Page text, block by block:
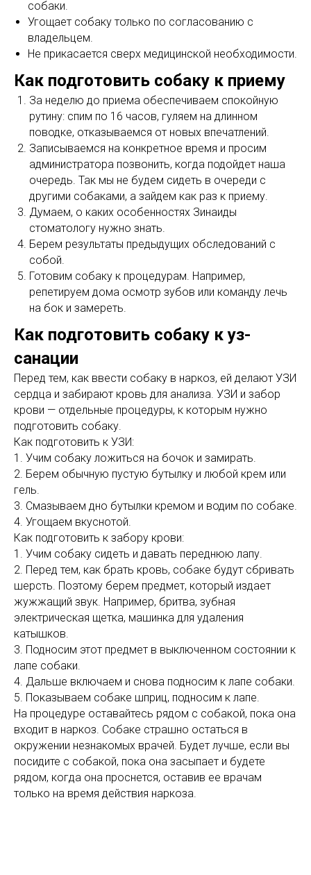
собаки.
Угощает собаку только по согласованию с
владельцем.
Не прикасается сверх медицинской необходимости.
Как подготовить собаку к приему
За неделю до приема обеспечиваем спокойную
рутину: спим по 16 часов, гуляем на длинном
поводке, отказываемся от новых впечатлений.
Записываемся на конкретное время и просим
администратора позвонить, когда подойдет наша
очередь. Так мы не будем сидеть в очереди с
другими собаками, а зайдем как раз к приему.
Думаем, о каких особенностях Зинаиды
стоматологу нужно знать.
Берем результаты предыдущих обследований с
собой.
Готовим собаку к процедурам. Например,
репетируем дома осмотр зубов или команду лечь
на бок и замереть.
Как подготовить собаку к уз-
санации
Перед тем, как ввести собаку в наркоз, ей делают УЗИ
сердца и забирают кровь для анализа. УЗИ и забор
крови — отдельные процедуры, к которым нужно
подготовить собаку.
Как подготовить к УЗИ:
1. Учим собаку ложиться на бочок и замирать.
2. Берем обычную пустую бутылку и любой крем или
гель.
3. Смазываем дно бутылки кремом и водим по собаке.
4. Угощаем вкуснотой.
Как подготовить к забору крови:
1. Учим собаку сидеть и давать переднюю лапу.
2. Перед тем, как брать кровь, собаке будут сбривать
шерсть. Поэтому берем предмет, который издает
жужжащий звук. Например, бритва, зубная
электрическая щетка, машинка для удаления
катышков.
3. Подносим этот предмет в выключенном состоянии к
лапе собаки.
4. Дальше включаем и снова подносим к лапе собаки.
5. Показываем собаке шприц, подносим к лапе.
На процедуре оставайтесь рядом с собакой, пока она
входит в наркоз. Собаке страшно остаться в
окружении незнакомых врачей. Будет лучше, если вы
посидите с собакой, пока она засыпает и будете
рядом, когда она проснется, оставив ее врачам
только на время действия наркоза.